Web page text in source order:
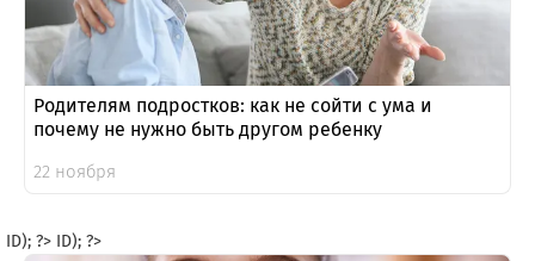
Родителям подростков: как не сойти с ума и
почему не нужно быть другом ребенку
22 ноября
ID); ?> ID); ?>